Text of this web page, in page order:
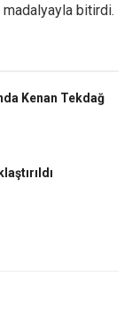
bitirdi.
Kenan Tekdağ